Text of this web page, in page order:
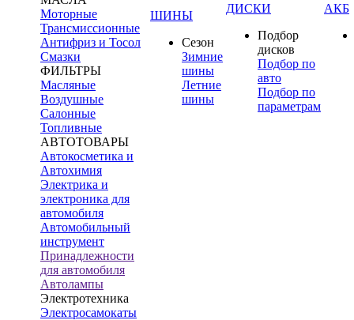
Моторные
Трансмиссионные
Антифриз и Тосол
Смазки
ФИЛЬТРЫ
Масляные
Воздушные
Салонные
Топливные
АВТОТОВАРЫ
Автокосметика и
Автохимия
Электрика и
электроника для
автомобиля
Автомобильный
инструмент
Принадлежности
для автомобиля
Автолампы
Электротехника
Электросамокаты
ШИНЫ
Сезон
Зимние
шины
Летние
шины
ДИСКИ
Подбор
дисков
Подбор по
авто
Подбор по
параметрам
АКБ